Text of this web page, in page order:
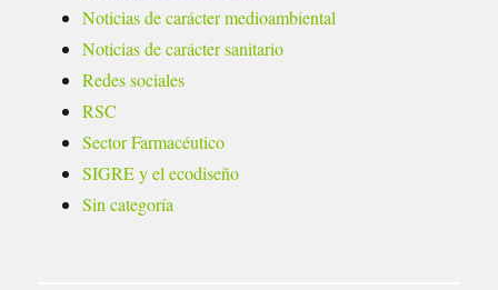
Noticias de carácter medioambiental
Noticias de carácter sanitario
Redes sociales
RSC
Sector Farmacéutico
SIGRE y el ecodiseño
Sin categoría